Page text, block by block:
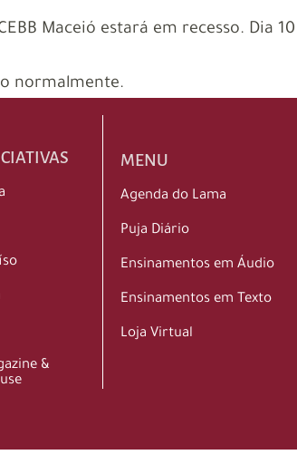
Maceió estará em recesso. Dia
normalmente.
&
MENU
Agenda do Lama
Puja Diário
Ensinamentos em Áudio
Ensinamentos em Texto
Loja Virtual